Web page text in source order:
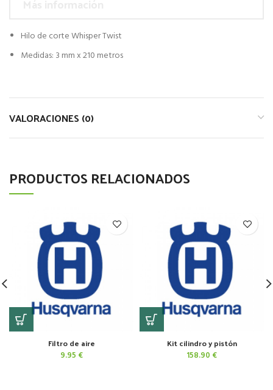
Hilo de corte Whisper Twist
Medidas: 3 mm x 210 metros
VALORACIONES (0)
PRODUCTOS RELACIONADOS
Filtro de aire
9.95 €
Kit cilindro y pistón
158.90 €